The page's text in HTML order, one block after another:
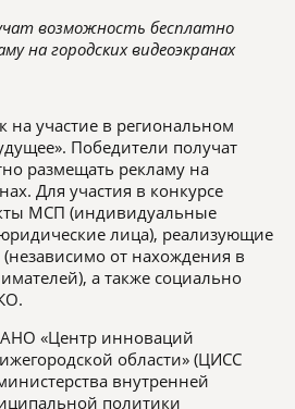
возможность бесплатно
на городских видеоэкранах
на участие в региональном
Победители получат
размещать рекламу на
Для участия в конкурсе
МСП (индивидуальные
лица), реализующие
от нахождения в
а также социально
АНО «Центр инноваций
области» (ЦИСС
внутренней
политики